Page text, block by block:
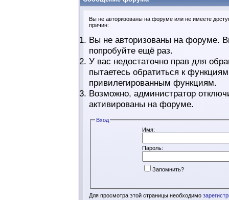
Вы не авторизованы на форуме или не имеете
причин:
Вы не авторизованы на форуме.
попробуйте ещё раз.
У вас недостаточно прав для
пытаетесь обратиться к
привилегированным функциям.
Возможно, администратор
активированы на форуме.
Вход
Имя:
Пароль:
Запомнить?
Для просмотра этой страницы необходимо